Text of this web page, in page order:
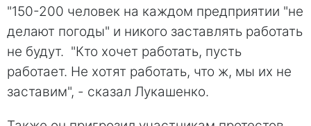
"150-200 человек на каждом предприятии "не
делают погоды" и никого заставлять работать
не будут. "Кто хочет работать, пусть
работает. Не хотят работать, что ж, мы их не
заставим", - сказал Лукашенко.